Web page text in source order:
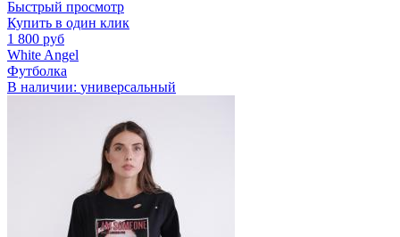
Быстрый просмотр
Купить в один клик
1 800 руб
White Angel
Футболка
В наличии: универсальный